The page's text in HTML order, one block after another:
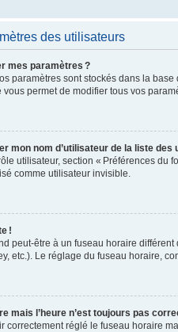
des utilisateurs
mes paramètres ?
paramètres sont stockés dans la
permet de modifier tous vos
mon nom d’utilisateur de la liste des
utilisateur, section « Préférences du
comme utilisateur invisible.
!
peut-être à un fuseau horaire
etc.). Le réglage du fuseau horaire,
mais l’heure n’est toujours pas
correctement réglé le fuseau horaire